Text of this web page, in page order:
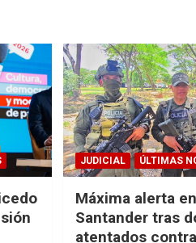
JUDICIAL ÚLTIMAS
Máxima alerta
Santander tras
atentados